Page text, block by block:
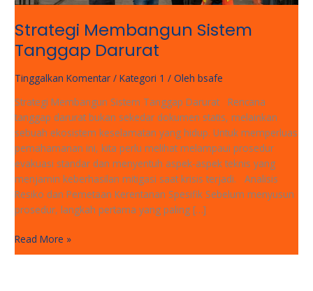
Strategi Membangun Sistem
Tanggap Darurat
Tinggalkan Komentar /Kategori 1 / Olehbsafe
Strategi Membangun Sistem Tanggap Darurat Rencana
tanggap darurat bukan sekedar dokumen statis, melainkan
sebuah ekosistem keselamatan yang hidup. Untuk memperluas
pemahamanan ini, kita perlu melihat melampaui prosedur
evakuasi standar dan menyentuh aspek-aspek teknis yang
menjamin keberhasilan mitigasi saat krisis terjadi. Analisis
Resiko dan Pemetaan Kerentanan Spesifik Sebelum menyusun
prosedur, langkah pertama yang paling […]
Read More »